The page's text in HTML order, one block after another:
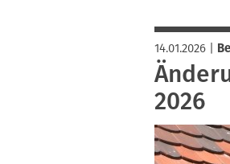
14.01.2026|
2026